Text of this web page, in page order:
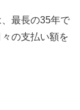
最長の35年で
の支払い額を